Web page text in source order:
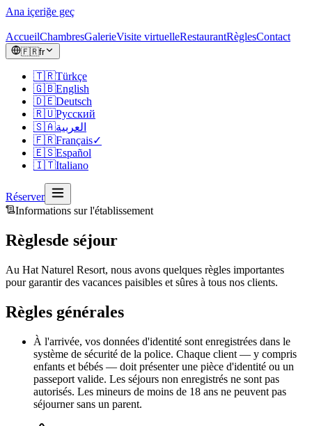
Ana içeriğe geç
AccueilChambresGalerieVisite virtuelleRestaurantRèglesContact
🇫🇷fr
🇹🇷Türkçe
🇬🇧English
🇩🇪Deutsch
🇷🇺Русский
🇸🇦العربية
🇫🇷Français✓
🇪🇸Español
🇮🇹Italiano
Réserver
Informations sur l'établissement
Règlesde séjour
Au Hat Naturel Resort, nous avons quelques règles importantes
pour garantir des vacances paisibles et sûres à tous nos clients.
Règles générales
À l'arrivée, vos données d'identité sont enregistrées dans le
système de sécurité de la police. Chaque client — y compris
enfants et bébés — doit présenter une pièce d'identité ou un
passeport valide. Les séjours non enregistrés ne sont pas
autorisés. Les mineurs de moins de 18 ans ne peuvent pas
séjourner sans un parent.